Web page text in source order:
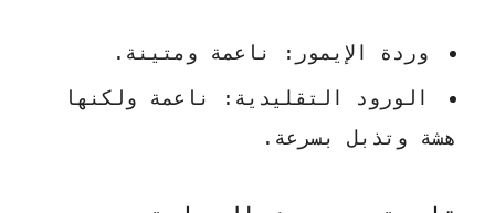
وردة الإيمور: ناعمة ومتينة.
الورود التقليدية: ناعمة ولكنها
هشة وتذبل بسرعة.